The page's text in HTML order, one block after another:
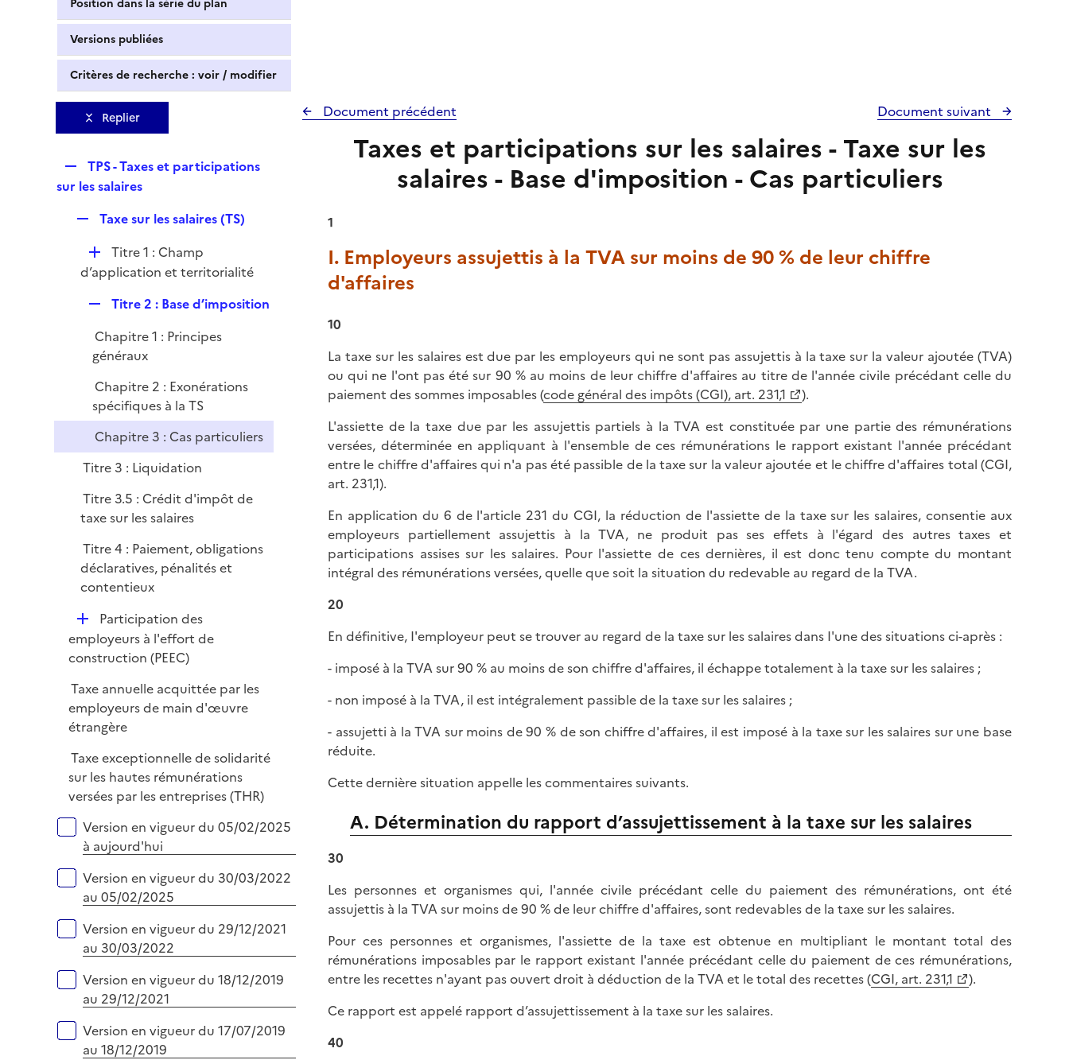
Position dans la série du plan
Versions publiées
Critères de recherche : voir / modifier
Replier
e
l
r
TPS - Taxes et participations
sur les salaires
p
l
r
Taxe sur les salaires (TS)
D
é
i
e
r
Titre 1 : Champ
d’application et territorialité
p
l
i
e
r
Titre 2 : Base d’imposition
Chapitre 1 : Principes
généraux
Chapitre 2 : Exonérations
spécifiques à la TS
Chapitre 3 : Cas particuliers
Titre 3 : Liquidation
Titre 3.5 : Crédit d'impôt de
taxe sur les salaires
Titre 4 : Paiement, obligations
déclaratives, pénalités et
contentieux
D
é
p
i
e
r
Participation des
employeurs à l'effort de
construction (PEEC)
Taxe annuelle acquittée par les
employeurs de main d'œuvre
étrangère
Taxe exceptionnelle de solidarité
sur les hautes rémunérations
versées par les entreprises (THR)
Versions sur la période
Version en vigueur du 05/02/2025
à aujourd'hui
Version en vigueur du 30/03/2022
au 05/02/2025
Version en vigueur du 29/12/2021
au 30/03/2022
Version en vigueur du 18/12/2019
au 29/12/2021
Version en vigueur du 17/07/2019
au 18/12/2019
Document précédent Document suivant
Taxes et participations sur les salaires - Taxe sur les
salaires - Base d'imposition - Cas particuliers
1
I. Employeurs assujettis à la TVA sur moins de 90 % de leur chiffre
d'affaires
10
La taxe sur les salaires est due par les employeurs qui ne sont pas assujettis à la taxe sur la valeur ajoutée (TVA)
ou qui ne l'ont pas été sur 90 % au moins de leur chiffre d'affaires au titre de l'année civile précédant celle du
paiement des sommes imposables (code général des impôts (CGI), art. 231,1
).
L'assiette de la taxe due par les assujettis partiels à la TVA est constituée par une partie des rémunérations
versées, déterminée en appliquant à l'ensemble de ces rémunérations le rapport existant l'année précédant
entre le chiffre d'affaires qui n'a pas été passible de la taxe sur la valeur ajoutée et le chiffre d'affaires total (CGI,
art. 231,1).
En application du 6 de l'article 231 du CGI, la réduction de l'assiette de la taxe sur les salaires, consentie aux
employeurs partiellement assujettis à la TVA, ne produit pas ses effets à l'égard des autres taxes et
participations assises sur les salaires. Pour l'assiette de ces dernières, il est donc tenu compte du montant
intégral des rémunérations versées, quelle que soit la situation du redevable au regard de la TVA.
20
En définitive, I'employeur peut se trouver au regard de la taxe sur les salaires dans I'une des situations ci-après :
- imposé à la TVA sur 90 % au moins de son chiffre d'affaires, il échappe totalement à la taxe sur les salaires ;
- non imposé à la TVA, il est intégralement passible de la taxe sur les salaires ;
- assujetti à la TVA sur moins de 90 % de son chiffre d'affaires, il est imposé à la taxe sur les salaires sur une base
réduite.
Cette dernière situation appelle les commentaires suivants.
A. Détermination du rapport d’assujettissement à la taxe sur les salaires
30
Les personnes et organismes qui, l'année civile précédant celle du paiement des rémunérations, ont été
assujettis à la TVA sur moins de 90 % de leur chiffre d'affaires, sont redevables de la taxe sur les salaires.
Pour ces personnes et organismes, l'assiette de la taxe est obtenue en multipliant le montant total des
rémunérations imposables par le rapport existant l'année précédant celle du paiement de ces rémunérations,
entre les recettes n'ayant pas ouvert droit à déduction de la TVA et le total des recettes (CGI, art. 231,1
).
Ce rapport est appelé rapport d’assujettissement à la taxe sur les salaires.
40